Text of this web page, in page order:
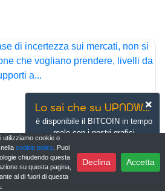
Lo sai che su UPNDW...
è disponibile il BITCOIN in tempo
reale con i nostri grafici
Vai ora
utilizziamo cookie o
cookie policy. Puoi
chiudendo questa
su questa pagina,
al di fuori di questa
Declina Accetta